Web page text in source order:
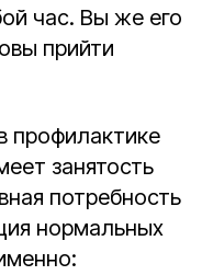
час. Вы же его
прийти
профилактике
занятость
потребность
нормальных